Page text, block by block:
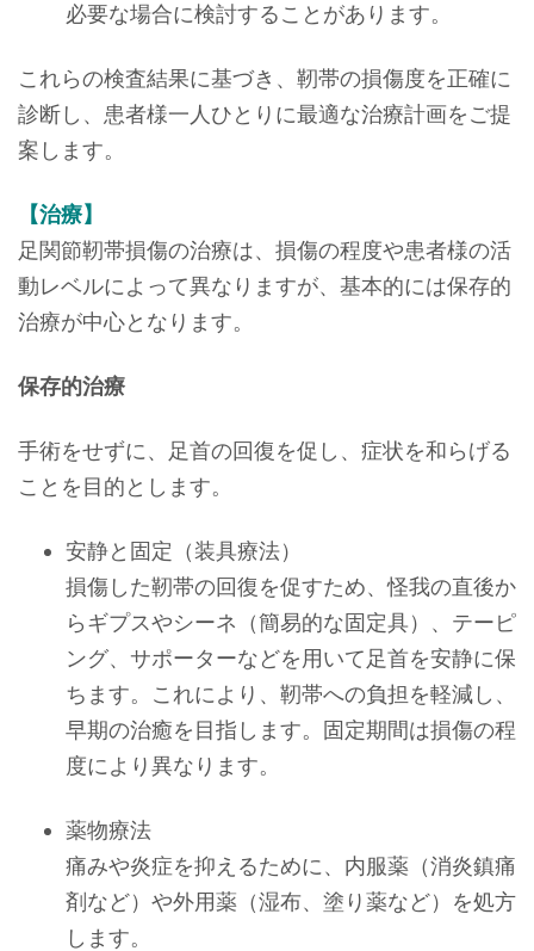
必要な場合に検討することがあります。
これらの検査結果に基づき、靭帯の損傷度を正確に
診断し、患者様一人ひとりに最適な治療計画をご提
案します。
【治療】
足関節靭帯損傷の治療は、損傷の程度や患者様の活
動レベルによって異なりますが、基本的には保存的
治療が中心となります。
保存的治療
手術をせずに、足首の回復を促し、症状を和らげる
ことを目的とします。
安静と固定（装具療法）
損傷した靭帯の回復を促すため、怪我の直後か
らギプスやシーネ（簡易的な固定具）、テーピ
ング、サポーターなどを用いて足首を安静に保
ちます。これにより、靭帯への負担を軽減し、
早期の治癒を目指します。固定期間は損傷の程
度により異なります。
薬物療法
痛みや炎症を抑えるために、内服薬（消炎鎮痛
剤など）や外用薬（湿布、塗り薬など）を処方
します。